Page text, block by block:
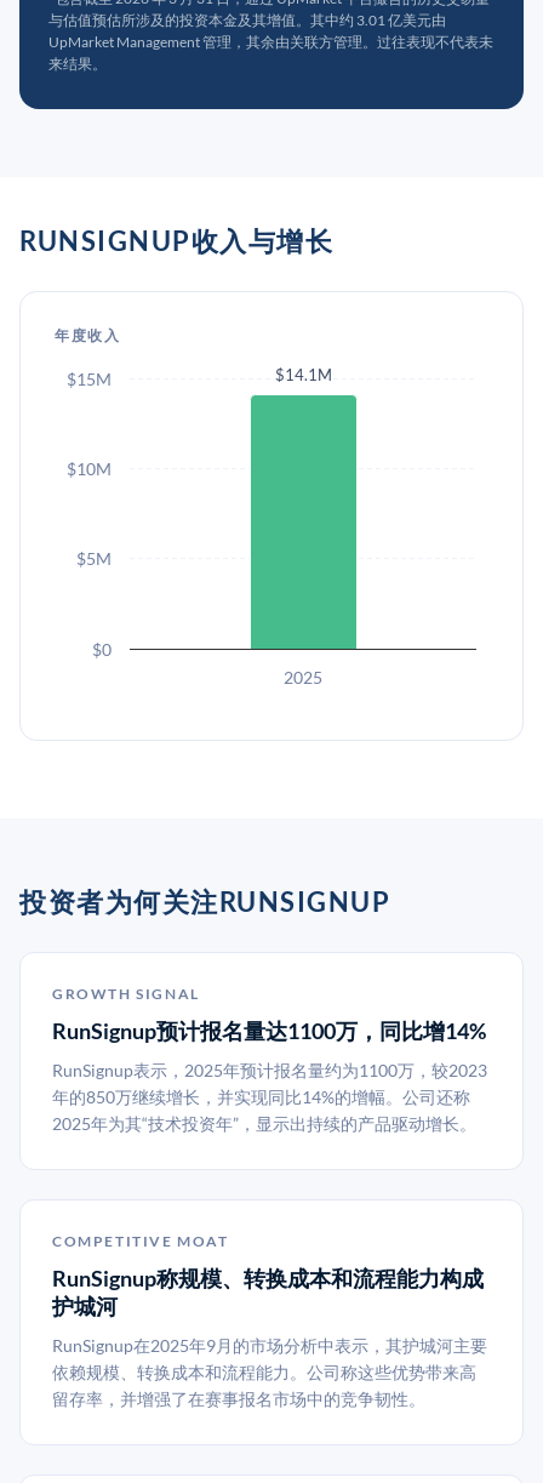
与估值预估所涉及的投资本金及其增值。其中约 3.01 亿美元由
UpMarket Management 管理，其余由关联方管理。过往表现不代表未
来结果。
RUNSIGNUP收入与增长
年度收入
$14.1M
2025
$0
$5M
$10M
$15M
投资者为何关注RUNSIGNUP
GROWTH SIGNAL
RunSignup预计报名量达1100万，同比增14%
RunSignup表示，2025年预计报名量约为1100万，较2023
年的850万继续增长，并实现同比14%的增幅。公司还称
2025年为其“技术投资年”，显示出持续的产品驱动增长。
COMPETITIVE MOAT
RunSignup称规模、转换成本和流程能力构成
护城河
RunSignup在2025年9月的市场分析中表示，其护城河主要
依赖规模、转换成本和流程能力。公司称这些优势带来高
留存率，并增强了在赛事报名市场中的竞争韧性。